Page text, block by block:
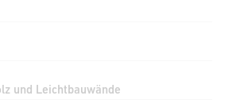
und Leichtbauwände